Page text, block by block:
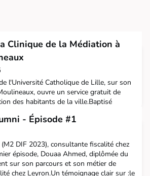
Clinique de la Médiation à
l'Université Catholique de Lille, sur son
ouvre un service gratuit de
des habitants de la ville.Baptisé
ce dispositif permet à toute personne
(familial, de voisinage, professionnel
d’un accompagnement structuré,
en de
- Épisode #1
DIF 2023), consultante fiscalité chez
épisode, Douaa Ahmed, diplômée du
sur son parcours et son métier de
chez Leyron.Un témoignage clair sur :le